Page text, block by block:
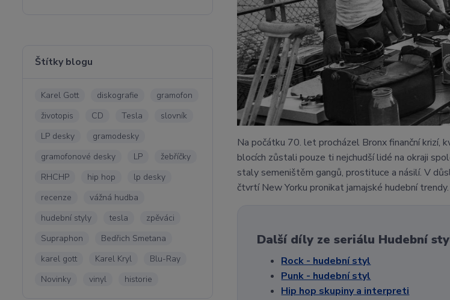
Štítky blogu
Karel Gott diskografie
gramofon
životopis
CD Tesla
slovník
LP desky
gramodesky
gramofonové desky
LP
žebříčky
RHCHP
hip hop
lp desky
recenze
vážná hudba
hudební styly
tesla
zpěváci
Supraphon
Bedřich Smetana
karel gott
Karel Kryl
Blu-Ray
Novinky
vinyl historie
Na počátku 70. let procházel Bronx finanční
blocích zůstali pouze ti nejchudší lidé na okraji
staly semeništěm gangů, prostituce a násilí. V
čtvrtí New Yorku pronikat jamajské hudební
Další díly ze seriálu Hudební
Rock - hudební styl
Punk - hudební styl
Hip hop skupiny a interpreti